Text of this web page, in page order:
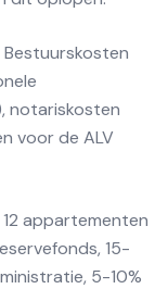
Bestuurskosten
notariskosten
voor de ALV
appartementen
15-
5-10%